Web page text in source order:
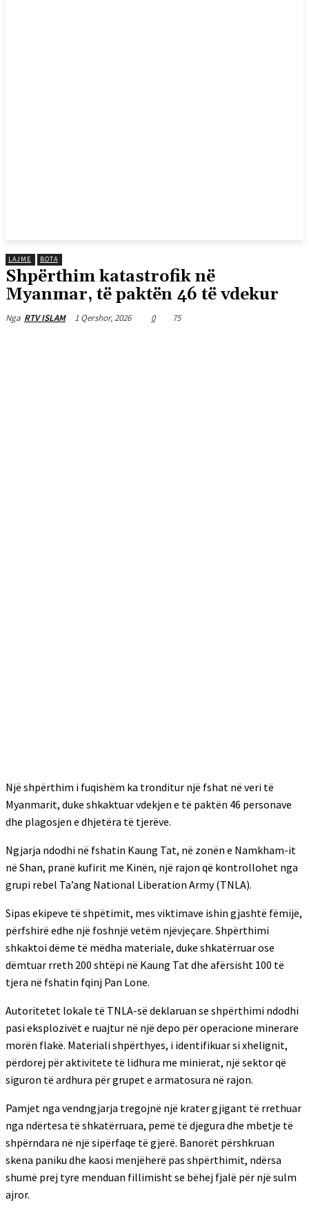
LAJME BOTA
Shpërthim katastrofik në
Myanmar, të paktën 46 të vdekur
Nga RTV ISLAM 1 Qershor, 2026 0 75
Një shpërthim i fuqishëm ka tronditur një fshat në veri të
Myanmarit, duke shkaktuar vdekjen e të paktën 46 personave
dhe plagosjen e dhjetëra të tjerëve.
Ngjarja ndodhi në fshatin Kaung Tat, në zonën e Namkham-it
në Shan, pranë kufirit me Kinën, një rajon që kontrollohet nga
grupi rebel Ta’ang National Liberation Army (TNLA).
Sipas ekipeve të shpëtimit, mes viktimave ishin gjashtë fëmijë,
përfshirë edhe një foshnjë vetëm njëvjeçare. Shpërthimi
shkaktoi dëme të mëdha materiale, duke shkatërruar ose
dëmtuar rreth 200 shtëpi në Kaung Tat dhe afërsisht 100 të
tjera në fshatin fqinj Pan Lone.
Autoritetet lokale të TNLA-së deklaruan se shpërthimi ndodhi
pasi eksplozivët e ruajtur në një depo për operacione minerare
morën flakë. Materiali shpërthyes, i identifikuar si xhelignit,
përdorej për aktivitete të lidhura me minierat, një sektor që
siguron të ardhura për grupet e armatosura në rajon.
Pamjet nga vendngjarja tregojnë një krater gjigant të rrethuar
nga ndërtesa të shkatërruara, pemë të djegura dhe mbetje të
shpërndara në një sipërfaqe të gjerë. Banorët përshkruan
skena paniku dhe kaosi menjëherë pas shpërthimit, ndërsa
shumë prej tyre menduan fillimisht se bëhej fjalë për një sulm
ajror.